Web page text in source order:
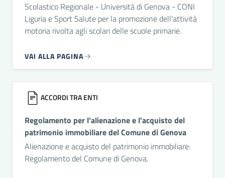
Scolastico Regionale - Università di Genova - CONI
Liguria e Sport Salute per la promozione dell'attività
motoria rivolta agli scolari delle scuole primarie.
VAI ALLA PAGINA
ACCORDI TRA ENTI
Regolamento per l’alienazione e l'acquisto del
patrimonio immobiliare del Comune di Genova
Alienazione e acquisto del patrimonio immobiliare:
Regolamento del Comune di Genova.